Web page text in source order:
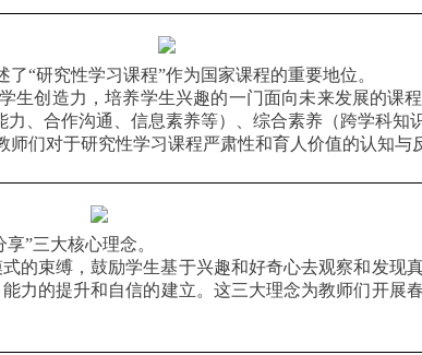
“研究性学习课程”作为国家课程的重要地位。
生创造力，培养学生兴趣的一门面向未来发展的课
、合作沟通、信息素养等）、综合素养（跨学科
们对于研究性学习课程严肃性和育人价值的认知与
”三大核心理念。
的束缚，鼓励学生基于兴趣和好奇心去观察和发现
力的提升和自信的建立。这三大理念为教师们开展